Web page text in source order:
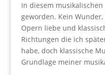
In diesem
geworden. Kein
Opern liebe und
Richtungen die ich
habe, doch klassische
Grundlage meiner